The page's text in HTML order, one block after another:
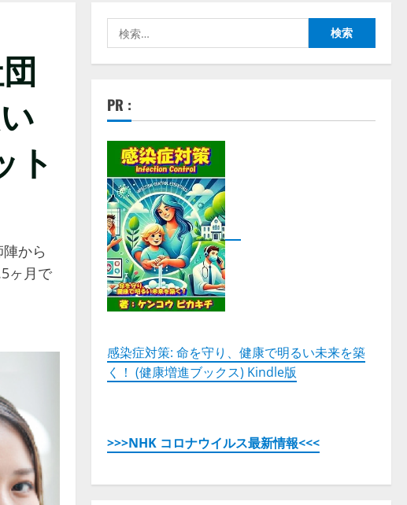
ト
から
ヶ月で
索:
PR :
感染症対策: 命を守り、健康で明るい未来を築
く！ (健康増進ブックス) Kindle版
>>>NHK コロナウイルス最新情報<<<